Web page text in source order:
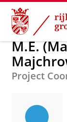
Skip
Content
Skip
Navigation
Over ons
M.E.
Project